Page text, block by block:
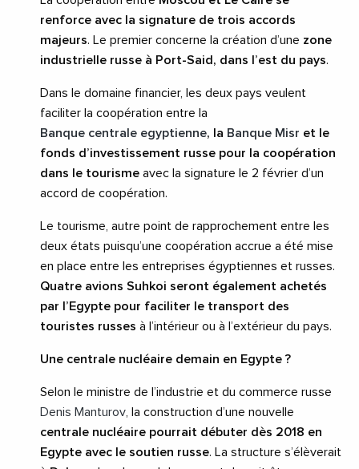
renforce avec la signature de trois accords
majeurs. Le premier concerne la création d’une zone
industrielle russe à Port-Said, dans l’est du pays.
Dans le domaine financier, les deux pays veulent
faciliter la coopération entre la
Banque centrale egyptienne, la Banque Misr et le
fonds d’investissement russe pour la coopération
dans le tourisme avec la signature le 2 février d’un
accord de coopération.
Le tourisme, autre point de rapprochement entre les
deux états puisqu’une coopération accrue a été mise
en place entre les entreprises égyptiennes et russes.
Quatre avions Suhkoi seront également achetés
par l’Egypte pour faciliter le transport des
touristes russes à l’intérieur ou à l’extérieur du pays.
Une centrale nucléaire demain en Egypte ?
Selon le ministre de l’industrie et du commerce russe
Denis Manturov , la construction d’une nouvelle
centrale nucléaire pourrait débuter dès 2018 en
Egypte avec le soutien russe. La structure s’élèverait